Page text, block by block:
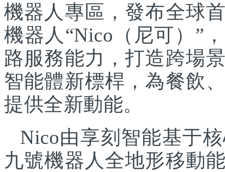
機器人專區，發布全球
機器人“Nico（尼可）”
路服務能力，打造跨場
智能體新標桿，為餐飲
提供全新動能。
Nico由享刻智能基于
九號機器人全地形移動